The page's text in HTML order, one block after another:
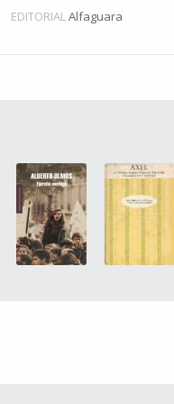
EDITORIALAlfaguara